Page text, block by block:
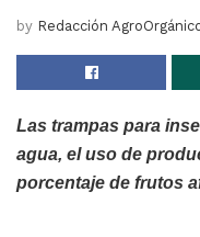
by Redacción
Las trampas para
agua, el uso de
porcentaje de frutos